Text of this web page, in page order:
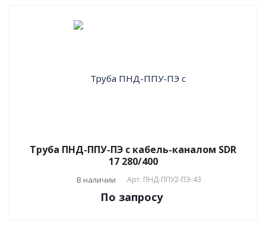
Труба ПНД-ППУ-ПЭ с кабель-каналом SDR
17 280/400
В наличии Арт. ПНД-ППУ2-ПЭ-43
По запросу